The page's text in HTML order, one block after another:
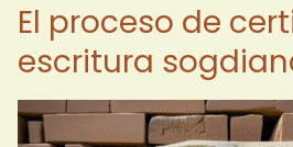
El proceso de
escritura